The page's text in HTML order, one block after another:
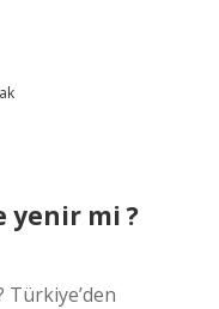
yenir mi ?
Türkiye’den